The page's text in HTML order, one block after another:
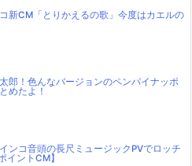
新CM「とりかえるの歌」今度はカエルの
郎！色んなバージョンのペンパイナッポ
めたよ！
ンコ音頭の長尺ミュージックPVでロッチ
イントCM】